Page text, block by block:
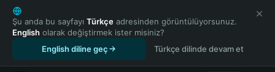
English
日本語
Tiếng Việt
Español (Latinoamérica)
Şu anda bu sayfayı Türkçe adresinden görüntülüyorsunuz.
English olarak değiştirmek ister misiniz?
English diline geç
Türkçe dilinde devam et